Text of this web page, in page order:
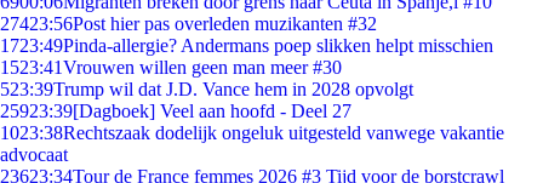
27423:56Post hier pas overleden muzikanten #32
1723:49Pinda-allergie? Andermans poep slikken helpt misschien
1523:41Vrouwen willen geen man meer #30
523:39Trump wil dat J.D. Vance hem in 2028 opvolgt
25923:39[Dagboek] Veel aan hoofd - Deel 27
1023:38Rechtszaak dodelijk ongeluk uitgesteld vanwege vakantie
advocaat
23623:34Tour de France femmes 2026 #3 Tijd voor de borstcrawl